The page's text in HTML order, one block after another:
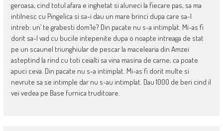
geroasa, cind totul afara e inghetat si aluneci la fiecare pas, sa ma
intilnesc cu Pingelica si sa-i dau un mare brinci dupa care sa-l
intreb: un’ te grabesti dom’le? Din pacate nu s-a intimplat. Mi-as fi
dorit sa-l vad cu bucile intepenite dupa o noapte intreaga de stat
pe un scaunel triunghiular de pescar la macelearia din Amzei
asteptind la rind cu toti ceialti sa vina masina de carne, ca poate
apuci ceva. Din pacate nu s-a intimplat. Mi-as fi dorit multe si
nevrute sa se intimple dar nu s-au intimplat. Dau 1000 de beri cind il
vei vedea pe Base furnica truditoare.